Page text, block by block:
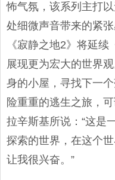
怖气氛，该系列主打
处细微声音带来的紧张
《寂静之地2》将延续
展现更为宏大的世界
身的小屋，寻找下一
险重重的逃生之旅，
拉辛斯基所说：“这是
探索的世界，在这个
让我很兴奋。”